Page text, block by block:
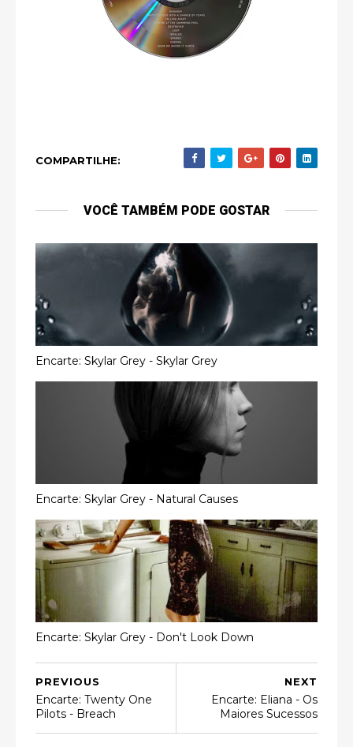
COMPARTILHE:
VOCÊ TAMBÉM PODE GOSTAR
Encarte: Skylar Grey - Skylar Grey
Encarte: Skylar Grey - Natural Causes
Encarte: Skylar Grey - Don't Look Down
NEXT
Encarte: Eliana - Os
Maiores Sucessos
PREVIOUS
Encarte: Twenty One
Pilots - Breach